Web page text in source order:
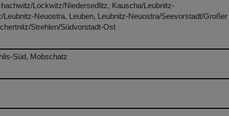
Lockwitz/Niedersedlitz, Kauscha/Leubnitz-
Neuostra, Leuben, Leubnitz-Neuostra/Seevorstadt/Großer
Strehlen/Südvorstadt-Ost
Süd, Mobschatz